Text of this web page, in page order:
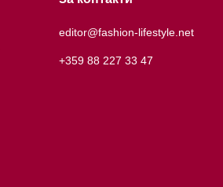
editor@fashion-lifestyle.net
+359 88 227 33 47